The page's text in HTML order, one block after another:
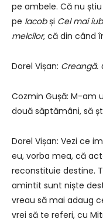
pe ambele. Că nu
pe Iacobși Cel mai
melcilor, că din când
Dorel Vișan: Creangă.
Cozmin Gușă: M-am
două săptămâni, să
Dorel Vișan: Vezi ce
eu, vorba mea, că
reconstituie destine.
amintit sunt niște
vreau să mai adaug
vrei să te referi, cu